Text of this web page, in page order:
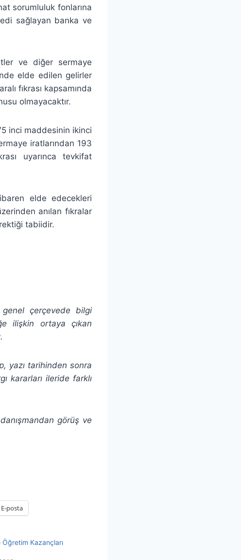
sorumluluk fonlarına
sağlayan banka ve
ve diğer sermaye
elde edilen gelirler
fıkrası kapsamında
olmayacaktır.
inci maddesinin ikinci
iratlarından 193
uyarınca tevkifat
elde edecekleri
anılan fıkralar
tabiidir.
çerçevede bilgi
ilişkin ortaya çıkan
yazı tarihinden sonra
kararları ileride farklı
görüş ve
E-posta
Öğretim Kazançları